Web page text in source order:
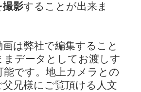
撮影することが出来ま
は弊社で編集すること
まデータとしてお渡しす
能です。地上カメラとの
兄様にご覧頂ける人文